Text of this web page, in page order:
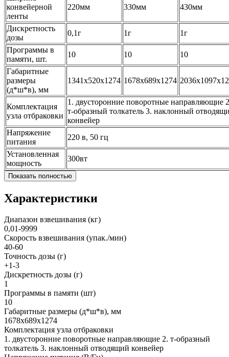
конвейерной
ленты
220мм 330мм 430мм
Дискретность
дозы
0,1г 1г
1г
Программы в
памяти, шт.
10 10
10
Габаритные
размеры
(д*ш*в), мм
1341x520x1274 1678x689x1274
Комплектация
узла отбраковки
1. двусторонние поворотные направляющие
т-образный толкатель 3. наклонный
конвейер
Напряжение
питания
220 в, 50 гц
Установленная
мощность
300вт
Показать полностью
Характеристики
Диапазон взвешивания (кг)
0,01-9999
Скорость взвешивания (упак./мин)
40-60
Точность дозы (г)
+1-3
Дискретность дозы (г)
1
Программы в памяти (шт)
10
Габаритные размеры (д*ш*в), мм
1678x689x1274
Комплектация узла отбраковки
1. двусторонние поворотные направляющие 2. т-образный
толкатель 3. наклонный отводящий конвейер